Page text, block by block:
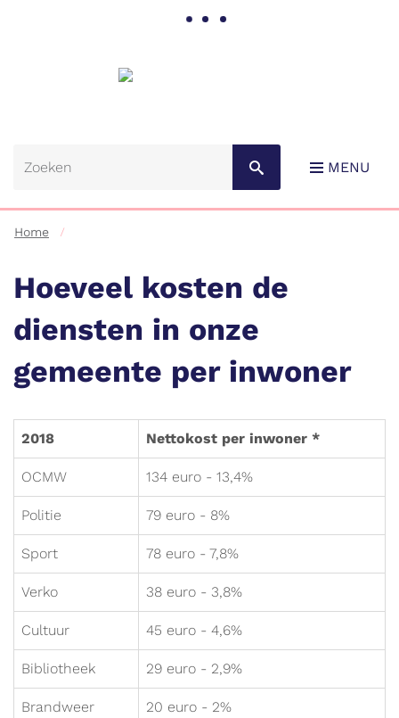
Naar
content
MENU
Home
Hoeveel kosten de
diensten in onze
gemeente per inwoner
2018 Nettokost per inwoner *
OCMW 134 euro - 13,4%
Politie 79 euro - 8%
Sport 78 euro - 7,8%
Verko 38 euro - 3,8%
Cultuur 45 euro - 4,6%
Bibliotheek 29 euro - 2,9%
Brandweer 20 euro - 2%